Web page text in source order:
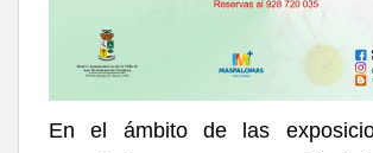
En el ámbito de las